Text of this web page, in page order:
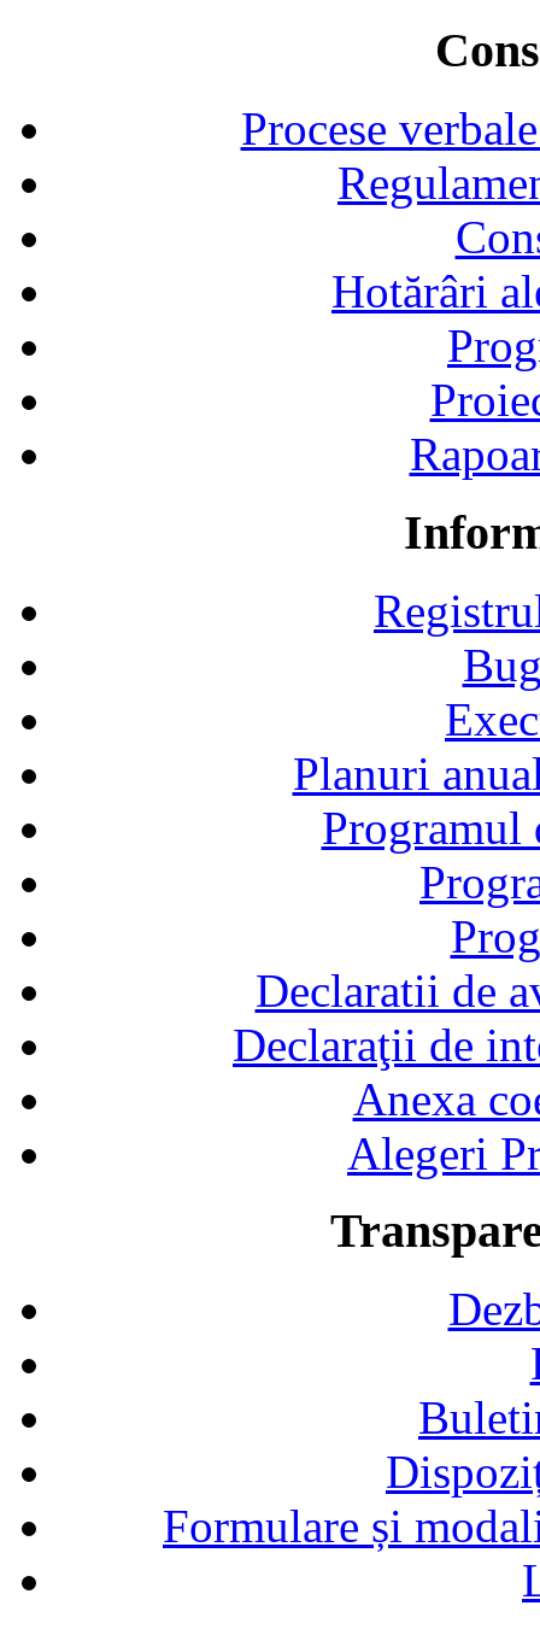
Procese
Hotărâri
Planuri
Declaratii de
Declaraţii de
Anexa
Alegeri
Formulare și